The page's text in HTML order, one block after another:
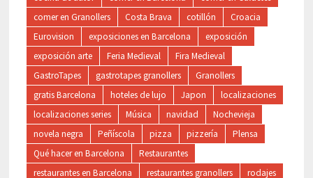
comer en Granollers
Costa Brava cotillón
Croacia
Eurovision
exposiciones en Barcelona
exposición
exposición arte
Feria Medieval
Fira Medieval
GastroTapes
gastrotapes granollers
Granollers
gratis Barcelona
hoteles de lujo Japon
localizaciones
localizaciones series
Música navidad
Nochevieja
novela negra
Peñíscola pizza pizzería
Plensa
Qué hacer en Barcelona
Restaurantes
restaurantes en Barcelona
restaurantes granollers
rodajes